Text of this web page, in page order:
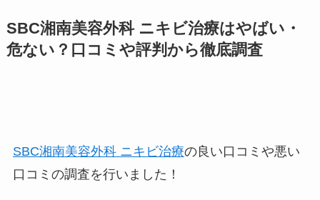
SBC湘南美容外科 ニキビ治療はやばい・
危ない？口コミや評判から徹底調査
SBC湘南美容外科 ニキビ治療の良い口コミや悪い
口コミの調査を行いました！